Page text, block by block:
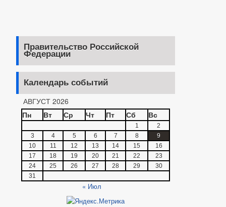
Правительство Российской
Федерации
Календарь событий
АВГУСТ 2026
Пн
Вт Ср Чт Пт Сб Вс
1
2
3
4 5 6 7 8
9
10
11 12 13 14 15
16
17
18 19 20 21 22
23
24
25 26 27 28 29
30
31
« Июл